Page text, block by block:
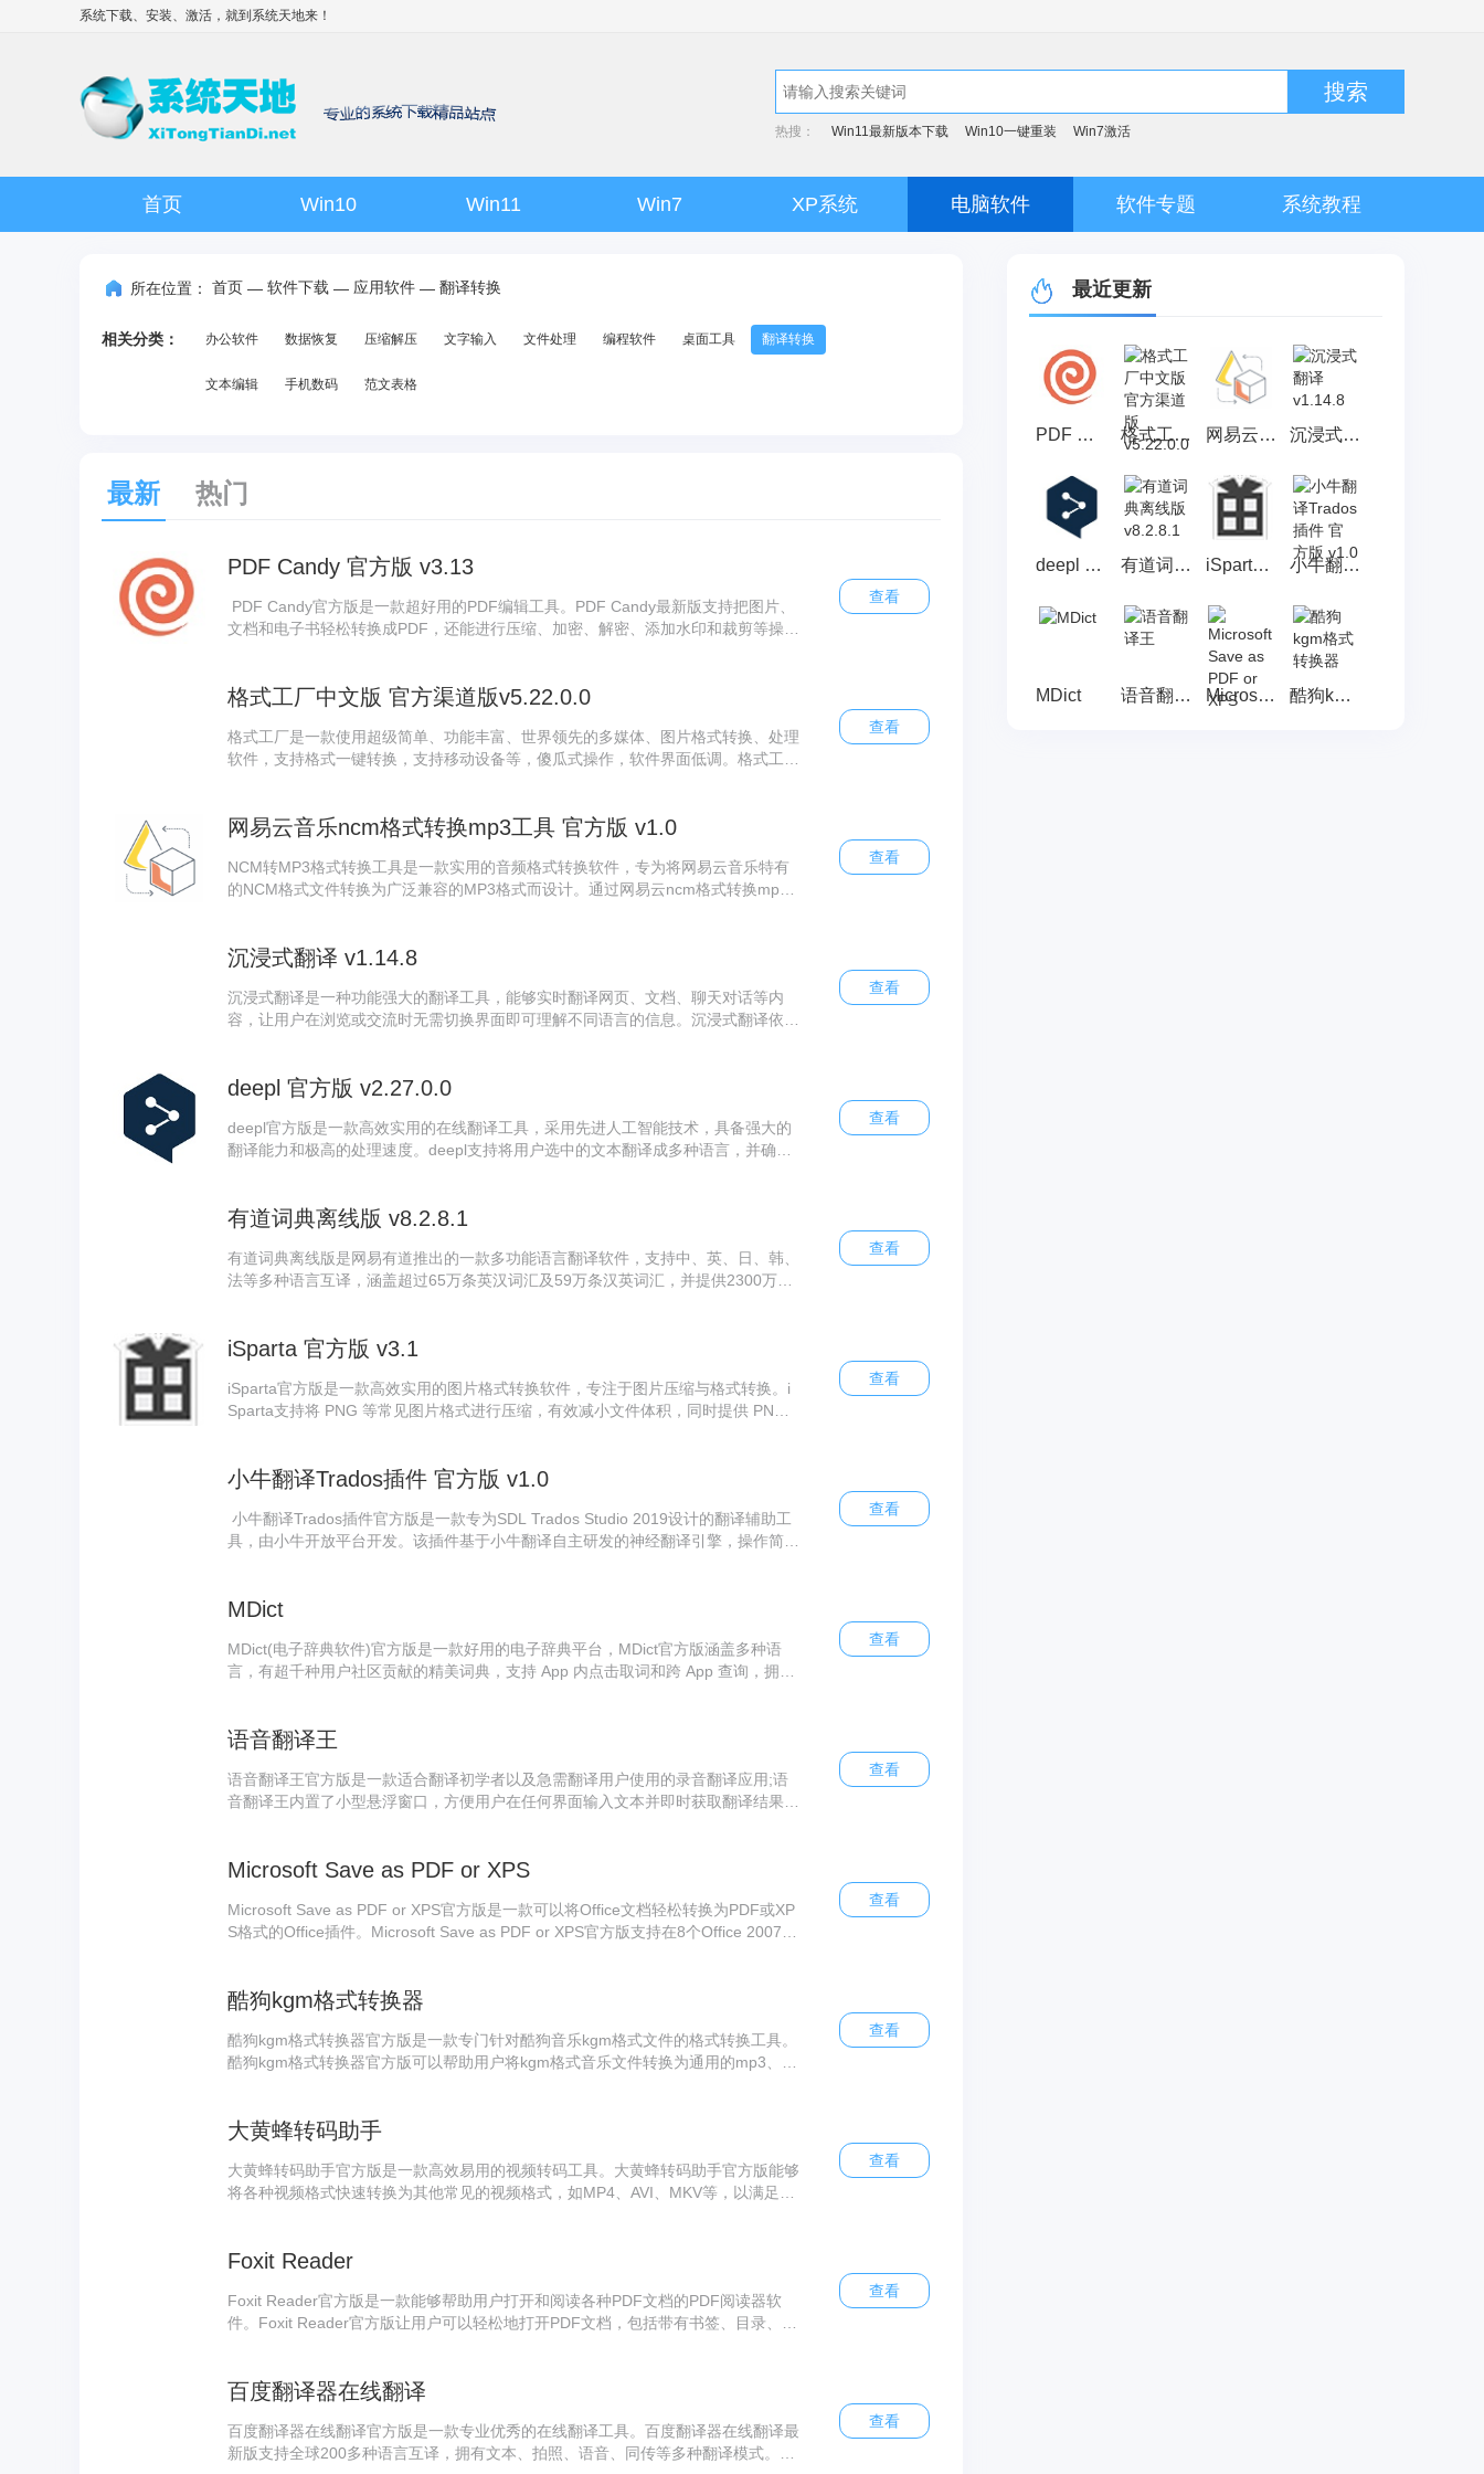
系统下载、安装、激活，就到 系统天地来！
搜索
热搜： Win11最新版本下载 Win10一键重装 Win7激活
首页 Win10 Win11 Win7 XP系统 电脑软件 软件专题 系统教程
所在位置： 首页 — 软件下载 — 应用软件 — 翻译转换
相关分类： 办公软件 数据恢复 压缩解压 文字输入 文件处理 编程软件 桌面工具 翻译转换
文本编辑 手机数码 范文表格
最新 热门
PDF Candy 官方版 v3.13
PDF Candy官方版是一款超好用的PDF编辑工具。PDF Candy最新版支持把图片、
文档和电子书轻松转换成PDF，还能进行压缩、加密、解密、添加水印和裁剪等操
查看
格式工厂中文版 官方渠道版v5.22.0.0
格式工厂是一款使用超级简单、功能丰富、世界领先的多媒体、图片格式转换、处理
软件，支持格式一键转换，支持移动设备等，傻瓜式操作，软件界面低调。格式工厂
去安装多种转换软件了提供的功能。
查看
网易云音乐ncm格式转换mp3工具 官方版 v1.0
NCM转MP3格式转换工具是一款实用的音频格式转换软件，专为将网易云音乐特有
的NCM格式文件转换为广泛兼容的MP3格式而设计。通过网易云ncm格式转换mp3
查看
沉浸式翻译 v1.14.8
沉浸式翻译是一种功能强大的翻译工具，能够实时翻译网页、文档、聊天对话等内
容，让用户在浏览或交流时无需切换界面即可理解不同语言的信息。沉浸式翻译依托
语言交流的效率与体验。
查看
deepl 官方版 v2.27.0.0
deepl官方版是一款高效实用的在线翻译工具，采用先进人工智能技术，具备强大的
翻译能力和极高的处理速度。deepl支持将用户选中的文本翻译成多种语言，并确保
查看
有道词典离线版 v8.2.8.1
有道词典离线版是网易有道推出的一款多功能语言翻译软件，支持中、英、日、韩、
法等多种语言互译，涵盖超过65万条英汉词汇及59万条汉英词汇，并提供2300万海
学习平台，助力用户高效掌握和记忆单词。
查看
iSparta 官方版 v3.1
iSparta官方版是一款高效实用的图片格式转换软件，专注于图片压缩与格式转换。i
Sparta支持将 PNG 等常见图片格式进行压缩，有效减小文件体积，同时提供 PNG
优化的得力助手。
查看
小牛翻译Trados插件 官方版 v1.0
小牛翻译Trados插件官方版是一款专为SDL Trados Studio 2019设计的翻译辅助工
具，由小牛开放平台开发。该插件基于小牛翻译自主研发的神经翻译引擎，操作简单
查看
MDict
MDict(电子辞典软件)官方版是一款好用的电子辞典平台，MDict官方版涵盖多种语
言，有超千种用户社区贡献的精美词典，支持 App 内点击取词和跨 App 查询，拥有
查看
语音翻译王
语音翻译王官方版是一款适合翻译初学者以及急需翻译用户使用的录音翻译应用;语
音翻译王内置了小型悬浮窗口，方便用户在任何界面输入文本并即时获取翻译结果;
查看
Microsoft Save as PDF or XPS
Microsoft Save as PDF or XPS官方版是一款可以将Office文档轻松转换为PDF或XP
S格式的Office插件。Microsoft Save as PDF or XPS官方版支持在8个Office 2007程
查看
酷狗kgm格式转换器
酷狗kgm格式转换器官方版是一款专门针对酷狗音乐kgm格式文件的格式转换工具。
酷狗kgm格式转换器官方版可以帮助用户将kgm格式音乐文件转换为通用的mp3、fla
性转换多个文件。
查看
大黄蜂转码助手
大黄蜂转码助手官方版是一款高效易用的视频转码工具。大黄蜂转码助手官方版能够
将各种视频格式快速转换为其他常见的视频格式，如MP4、AVI、MKV等，以满足用
查看
Foxit Reader
Foxit Reader官方版是一款能够帮助用户打开和阅读各种PDF文档的PDF阅读器软
件。Foxit Reader官方版让用户可以轻松地打开PDF文档，包括带有书签、目录、注
自己的需求和喜好来进行个性化设置。
查看
百度翻译器在线翻译
百度翻译器在线翻译官方版是一款专业优秀的在线翻译工具。百度翻译器在线翻译最
新版支持全球200多种语言互译，拥有文本、拍照、语音、同传等多种翻译模式。百
查看
最近更新
PDF Candy 官方版 v3.13 格式工厂中文版 官方渠道版v5.22.0.0 网易云音乐ncm格式转换mp3工具 官方版 v1.0 沉浸式翻译 v1.14.8
deepl 官方版 v2.27.0.0 有道词典离线版 v8.2.8.1 iSparta 官方版 v3.1 小牛翻译Trados插件 官方版 v1.0
MDict 语音翻译王 Microsoft Save as PDF or XPS 酷狗kgm格式转换器